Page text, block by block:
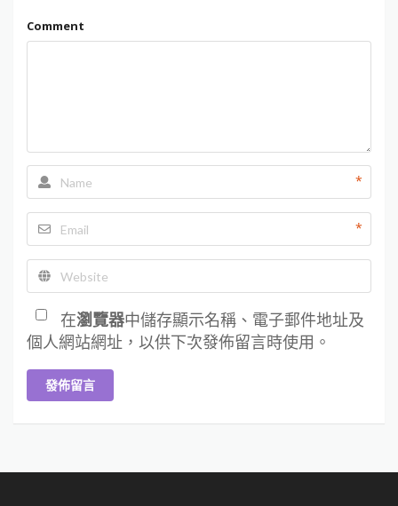
Comment
*
*
在瀏覽器中儲存顯示名稱、電子郵件地址及
個人網站網址，以供下次發佈留言時使用。
發佈留言